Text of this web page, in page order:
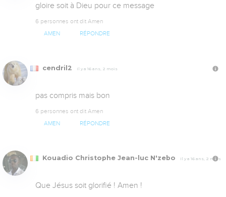
gloire soit à Dieu pour ce message
6 personnes ont dit Amen
AMEN RÉPONDRE
cendril2 Il y a 16 ans, 2 mois
pas compris mais bon
6 personnes ont dit Amen
AMEN RÉPONDRE
Kouadio Christophe Jean-luc N'zebo Il y a 16 ans, 2 mois
Que Jésus soit glorifié ! Amen !